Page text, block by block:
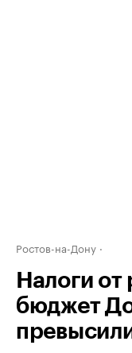
Ростов-на-Дону
Налоги
бюджет